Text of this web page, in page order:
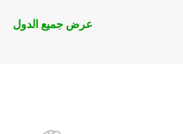
عرض جميع الدول